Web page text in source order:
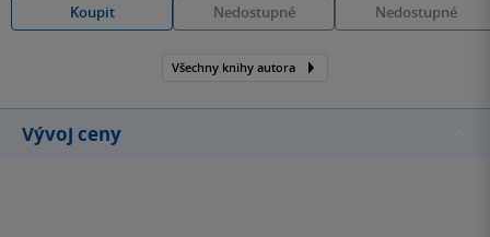
Koupit Nedostupné Nedostupné
Všechny knihy autora
Vývoj ceny